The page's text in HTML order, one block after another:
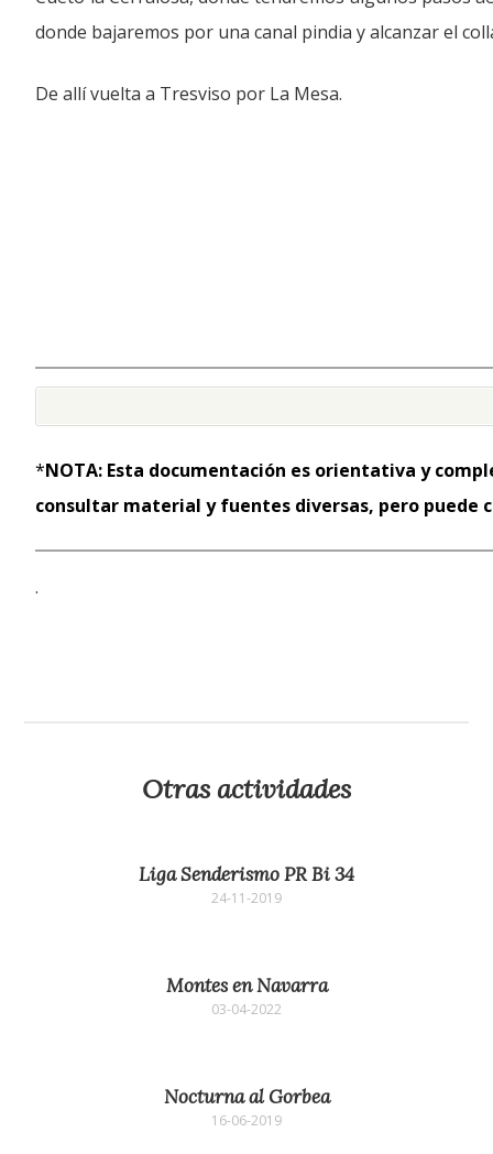
donde bajaremos por una canal pindia y alcanzar el
De allí vuelta a Tresviso por La Mesa.
*NOTA: Esta documentación es orientativa y
consultar material y fuentes diversas, pero puede
.
Otras actividades
Liga Senderismo PR Bi 34
24-11-2019
Montes en Navarra
03-04-2022
Nocturna al Gorbea
16-06-2019